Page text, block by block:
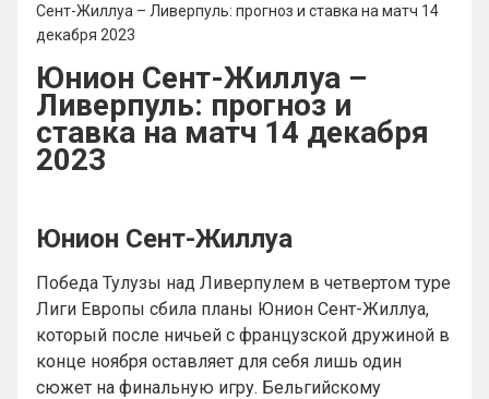
Сент-Жиллуа – Ливерпуль: прогноз и ставка на матч 14
декабря 2023
Юнион Сент-Жиллуа –
Ливерпуль: прогноз и
ставка на матч 14 декабря
2023
Юнион Сент-Жиллуа
Победа Тулузы над Ливерпулем в четвертом туре
Лиги Европы сбила планы Юнион Сент-Жиллуа,
который после ничьей с французской дружиной в
конце ноября оставляет для себя лишь один
сюжет на финальную игру. Бельгийскому